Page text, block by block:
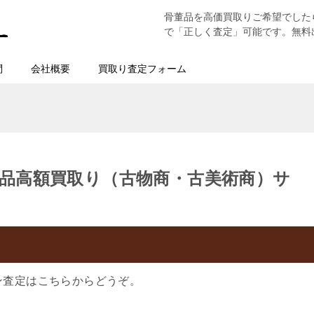
骨董品を高価買取りご希望でし
で「正しく査定」可能です。無
会社概要 買取り査定フォーム
高額買取り（古物商・古美術商）サ
定はこちらからどうぞ。